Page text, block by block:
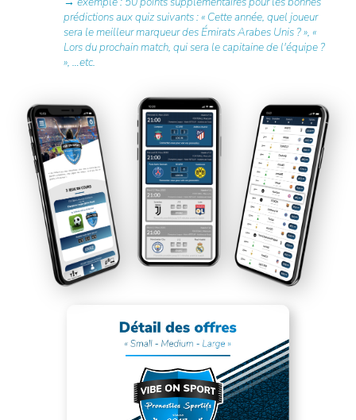
prédictions aux quiz suivants : « Cette année, quel joueur
sera le meilleur marqueur des Émirats Arabes Unis ? », «
Lors du prochain match, qui sera le capitaine de l'équipe ?
», …etc.